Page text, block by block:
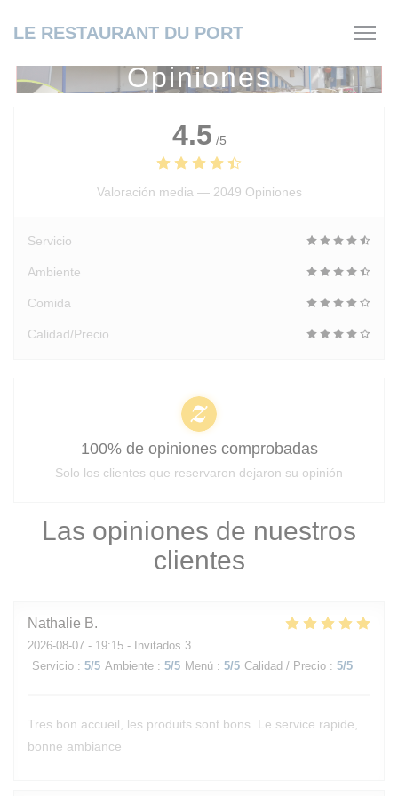
LE RESTAURANT DU PORT
Opiniones
Las opiniones de nuestros
clientes
Nathalie B
2026-08-07 - 19:15 - Invitados 3
Servicio : 5/5 Ambiente : 5/5 Menú : 5/5 Calidad / Precio : 5/5
Tres bon accueil, les produits sont bons. Le service rapide,
bonne ambiance
4.5 /5
Valoración media — 2049 Opiniones
Servicio
Ambiente
Comida
Calidad/Precio
100% de opiniones comprobadas
Solo los clientes que reservaron dejaron su opinión